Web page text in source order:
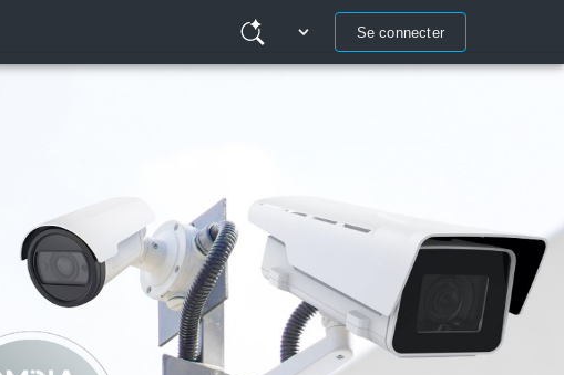
Se connecter